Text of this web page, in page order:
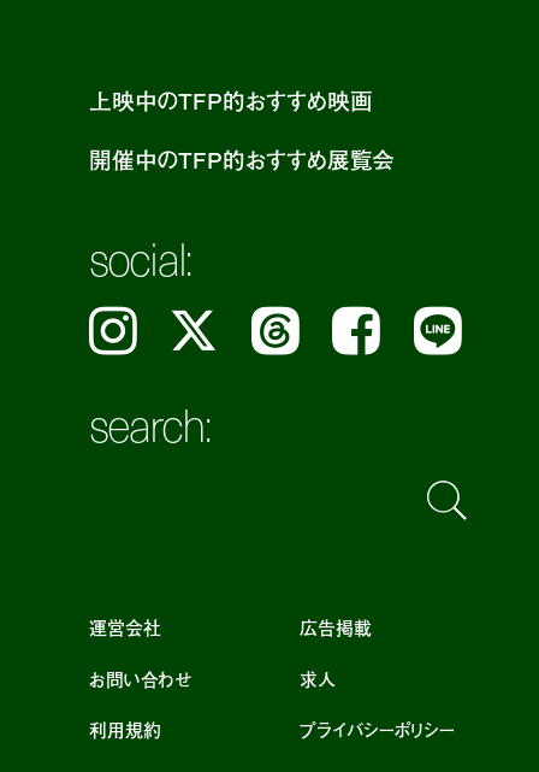
上映中のTFP的おすすめ映画
開催中のTFP的おすすめ展覧会
social:
Instagram 𝕏 Threads Facebook LINE
search:
運営会社
広告掲載
お問い合わせ
求人
利用規約 プライバシーポリシー